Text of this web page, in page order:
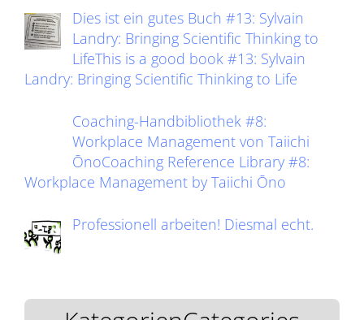
Dies ist ein gutes Buch #13: Sylvain
Landry: Bringing Scientific Thinking to
LifeThis is a good book #13: Sylvain
Landry: Bringing Scientific Thinking to Life
Coaching-Handbibliothek #8:
Workplace Management von Taiichi
ŌnoCoaching Reference Library #8:
Workplace Management by Taiichi Ōno
Professionell arbeiten! Diesmal echt.